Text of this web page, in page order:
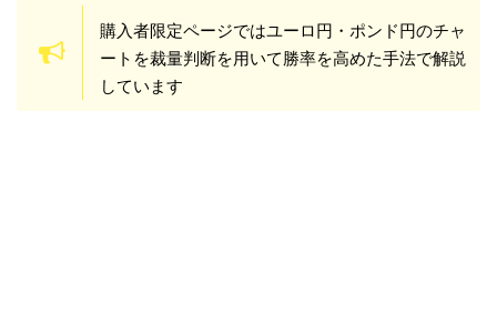
購入者限定ページではユーロ円・ポンド円のチャ
ートを裁量判断を用いて勝率を高めた手法で解説
しています